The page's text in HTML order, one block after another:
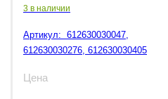
3 в наличии
Артикул: 612630030047,
612630030276, 612630030405
Цена